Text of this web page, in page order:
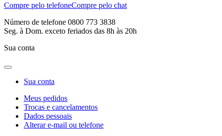
Compre pelo telefoneCompre pelo chat
Número de telefone 0800 773 3838
Seg. à Dom. exceto feriados das 8h às 20h
Sua conta
Sua conta
Meus pedidos
Trocas e cancelamentos
Dados pessoais
Alterar e-mail ou telefone